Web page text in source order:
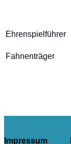
Ehrenspielführer
Fahnenträger
Impressum